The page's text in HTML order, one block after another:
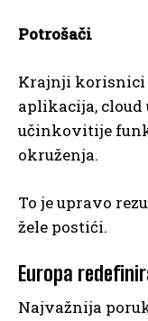
Potrošači
Krajnji korisnici
aplikacija, cloud
učinkovitije
okruženja.
To je upravo
žele postići.
Europa
Najvažnija